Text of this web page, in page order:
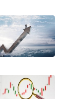
。公司也
通过深交
。